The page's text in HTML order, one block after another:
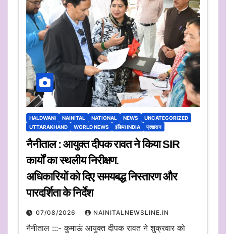
HALDWANI NAINITAL NATIONAL NEWS
UNCATEGORIZED
UTTARAKHAND
WORLD NEWS इंडिया INDIA प्रशासन
नैनीताल : आयुक्त दीपक रावत ने किया SIR
कार्यों का स्थलीय निरीक्षण.
अधिकारियों को दिए समयबद्ध निस्तारण और
पारदर्शिता के निर्देश
07/08/2026 NAINITALNEWSLINE.IN
नैनीताल :::- कुमाऊं आयुक्त दीपक रावत ने शुक्रवार को